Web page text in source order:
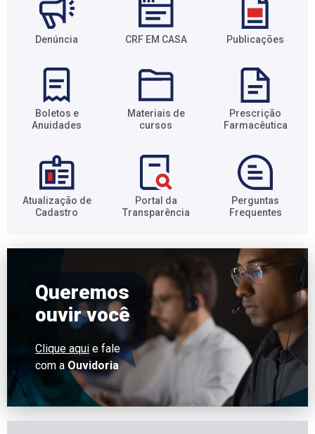
Denúncia CRF EM CASA Publicações
Boletos e
Anuidades​
Materiais de
cursos​
Prescrição
Farmacêutica​
Atualização de
Cadastro​
Portal da
Transparência​
Perguntas
Frequentes​
Queremos
ouvir você
Clique aqui e fale
com aOuvidoria